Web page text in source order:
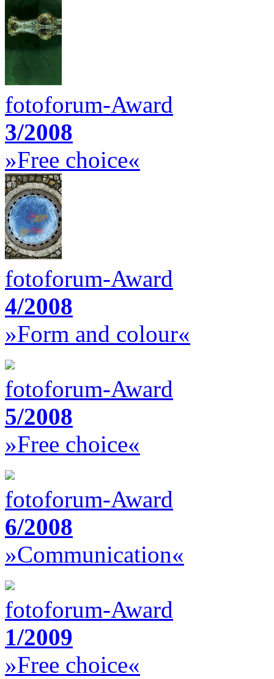
fotoforum-Award
3/2008
»Free choice«
fotoforum-Award
4/2008
»Form and colour«
fotoforum-Award
5/2008
»Free choice«
fotoforum-Award
6/2008
»Communication«
fotoforum-Award
1/2009
»Free choice«